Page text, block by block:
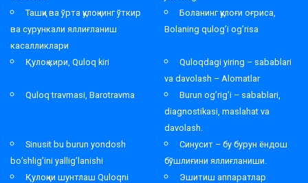
Ташқи ва ўрта қулоқнинг ўткир
ва сурункали яллиғланиш
касалликлари
Боланинг қулоғи оғриса,
Bolaning qulog’i og’risa
Қулоқ кири, Quloq kiri
Quloqdagi yiring – sabablari
va davolash – Alomatlar
Quloq travmasi, Barotravma
Burun og’rig’i – sabablari,
diagnostikasi, maslahat va
davolash.
Sinusit bu burun yondosh
bo’shlig’ini yallig’lanishi
Синусит – бу бурун ёндош
бўшлиғини яллиғланиши.
Қулоқни шунтлаш Quloqni
Эшитиш аппаратлар